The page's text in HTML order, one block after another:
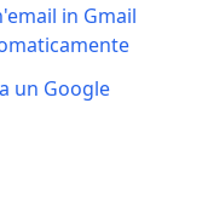
in Gmail
un Google